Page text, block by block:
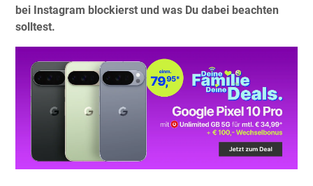
bei Instagram blockierst und was Du dabei beachten
solltest.